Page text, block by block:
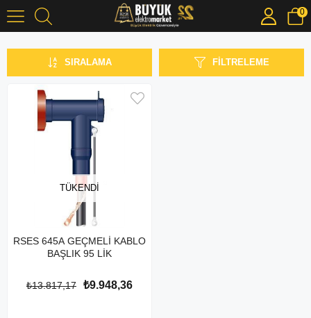
0
FILTRELEME
SIRALAMA
TÜKENDI
RSES 645A GEÇMELİ KABLO
BAŞLIK 95 LİK
₺9.948,36
₺13.817,17